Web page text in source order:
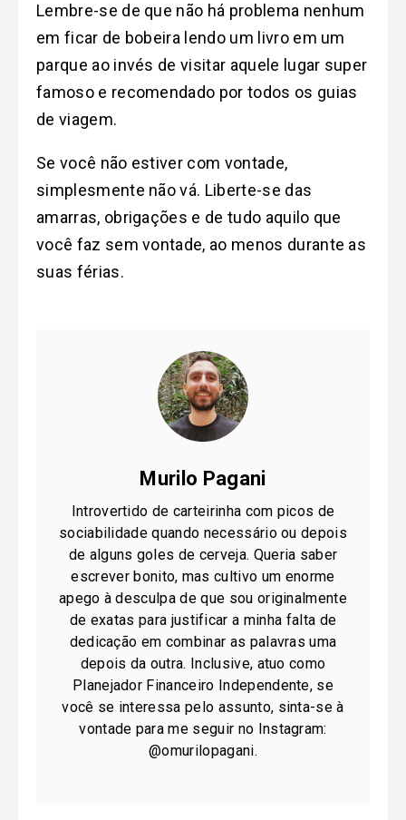
Lembre-se de que não há problema nenhum
em ficar de bobeira lendo um livro em um
parque ao invés de visitar aquele lugar super
famoso e recomendado por todos os guias
de viagem.
Se você não estiver com vontade,
simplesmente não vá. Liberte-se das
amarras, obrigações e de tudo aquilo que
você faz sem vontade, ao menos durante as
suas férias.
Murilo Pagani
Introvertido de carteirinha com picos de
sociabilidade quando necessário ou depois
de alguns goles de cerveja. Queria saber
escrever bonito, mas cultivo um enorme
apego à desculpa de que sou originalmente
de exatas para justificar a minha falta de
dedicação em combinar as palavras uma
depois da outra. Inclusive, atuo como
Planejador Financeiro Independente, se
você se interessa pelo assunto, sinta-se à
vontade para me seguir no Instagram:
@omurilopagani.